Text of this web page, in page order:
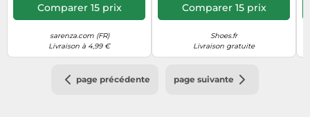
Comparer 15 prix
sarenza.com (FR)
Livraison à 4,99 €
Comparer 15 prix
Shoes.fr
Livraison gratuite
page précédente page suivante